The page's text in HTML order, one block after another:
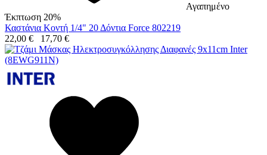
Αγαπημένο
Έκπτωση 20%
Καστάνια Κοντή 1/4" 20 Δόντια Force 802219
22,00 € 17,70 €